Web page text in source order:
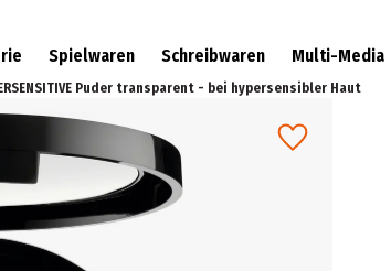
Spielwaren Schreibwaren Multi-Media
Puder transparent - bei hypersensibler Haut